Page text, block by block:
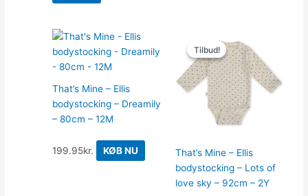
That’s Mine – Ellis
bodystocking – Dreamily
– 80cm – 12M
199.95kr. KØB NU
Tilbud!
Tilbud!
That’s Mine – Ellis
bodystocking – Lots of
love sky – 92cm – 2Y
oprindelige
pris
var:
199.95kr..
pris
er:
119.97kr..